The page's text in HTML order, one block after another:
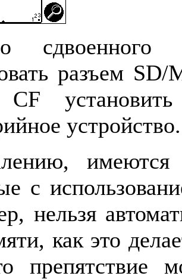
разъем
CF
устройство.
имеются
с
нельзя
как это
препятствие